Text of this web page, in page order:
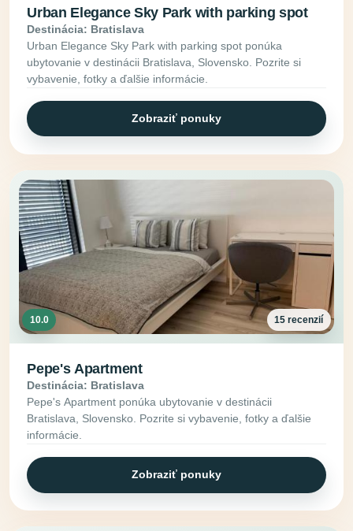
Urban Elegance Sky Park with parking spot
Destinácia: Bratislava
Urban Elegance Sky Park with parking spot ponúka
ubytovanie v destinácii Bratislava, Slovensko. Pozrite si
vybavenie, fotky a ďalšie informácie.
Zobraziť ponuky
10.0 15 recenzií
Pepe's Apartment
Destinácia: Bratislava
Pepe's Apartment ponúka ubytovanie v destinácii
Bratislava, Slovensko. Pozrite si vybavenie, fotky a ďalšie
informácie.
Zobraziť ponuky